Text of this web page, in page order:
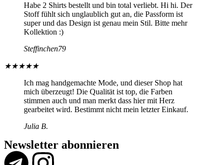
Habe 2 Shirts bestellt und bin total verliebt. Hi hi. Der
Stoff fühlt sich unglaublich gut an, die Passform ist
super und das Design ist genau mein Stil. Bitte mehr
Kollektion :)
Steffinchen79
★★★★★
Ich mag handgemachte Mode, und dieser Shop hat
mich überzeugt! Die Qualität ist top, die Farben
stimmen auch und man merkt dass hier mit Herz
gearbeitet wird. Bestimmt nicht mein letzter Einkauf.
Julia B.
Newsletter abonnieren